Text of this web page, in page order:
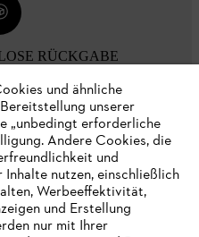
RÜCKGABE
und ähnliche
unserer
„unbedingt erforderliche
Andere Cookies, die
und
nutzen, einschließlich
Werbeeffektivität,
und Erstellung
nur mit Ihrer